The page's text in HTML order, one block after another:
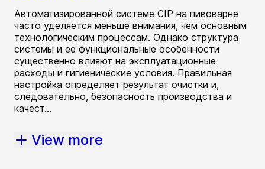
Автоматизированной системе CIP на пивоварне
часто уделяется меньше внимания, чем основным
технологическим процессам. Однако структура
системы и ее функциональные особенности
существенно влияют на эксплуатационные
расходы и гигиенические условия. Правильная
настройка определяет результат очистки и,
следовательно, безопасность производства и
качест...
View more